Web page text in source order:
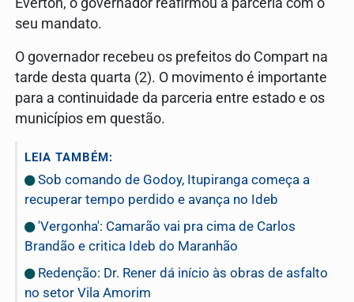
Everton, o governador reafirmou a parceria com o
seu mandato.
O governador recebeu os prefeitos do Compart na
tarde desta quarta (2). O movimento é importante
para a continuidade da parceria entre estado e os
municípios em questão.
LEIA TAMBÉM:
Sob comando de Godoy, Itupiranga começa a
recuperar tempo perdido e avança no Ideb
'Vergonha': Camarão vai pra cima de Carlos
Brandão e critica Ideb do Maranhão
Redenção: Dr. Rener dá início às obras de asfalto
no setor Vila Amorim